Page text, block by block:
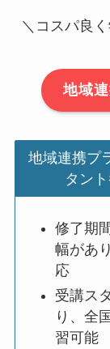
＼コスパ良
地域
地域連携プ
タン
修了期
幅があ
応
受講ス
り、全
習可能